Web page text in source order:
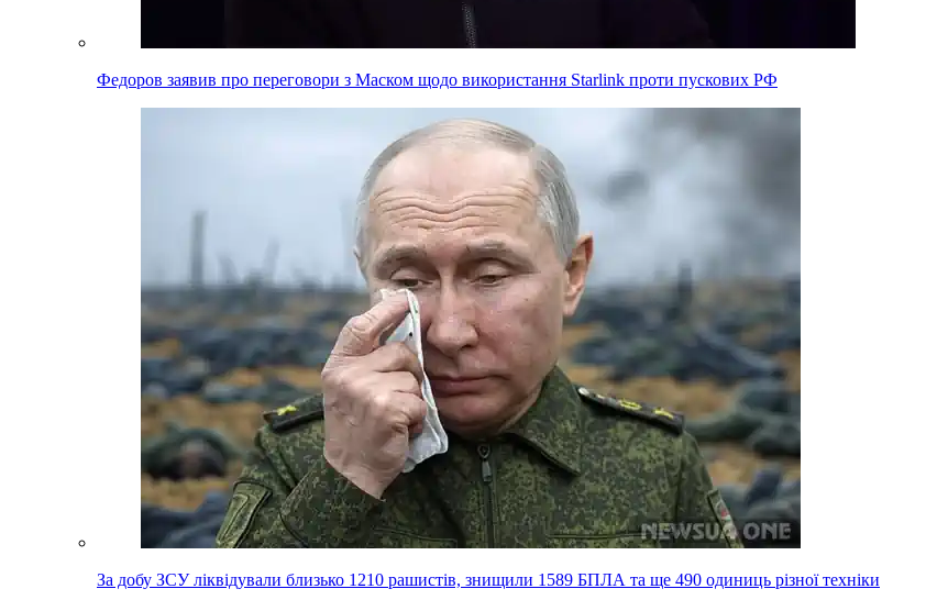
Федоров заявив про переговори з Маском щодо використання Starlink проти пускових РФ
За добу ЗСУ ліквідували близько 1210 рашистів, знищили 1589 БПЛА та ще 490 одиниць різної техніки